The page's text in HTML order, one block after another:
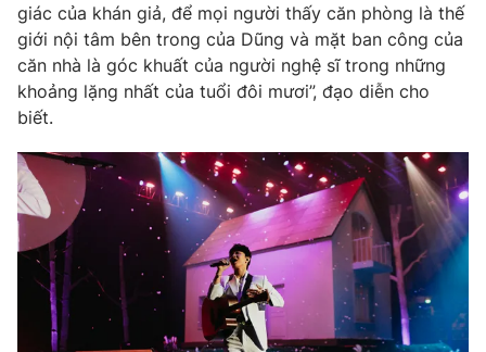
VTV9 VTV8
Liên hệ tòa soạn English
THỜI BÁO VTV
Theo dõi báo trên
giác của khán giả, để mọi người thấy căn phòng là thế
giới nội tâm bên trong của Dũng và mặt ban công của
căn nhà là góc khuất của người nghệ sĩ trong những
khoảng lặng nhất của tuổi đôi mươi”, đạo diễn cho
biết.